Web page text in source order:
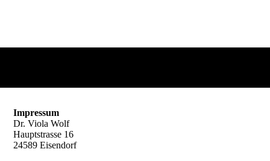
Impressum
Dr. Viola Wolf
Hauptstrasse 16
24589 Eisendorf